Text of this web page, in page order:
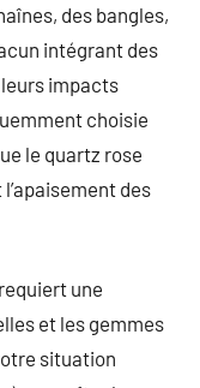
des bangles,
intégrant des
impacts
choisie
le quartz rose
des
une
et les gemmes
situation